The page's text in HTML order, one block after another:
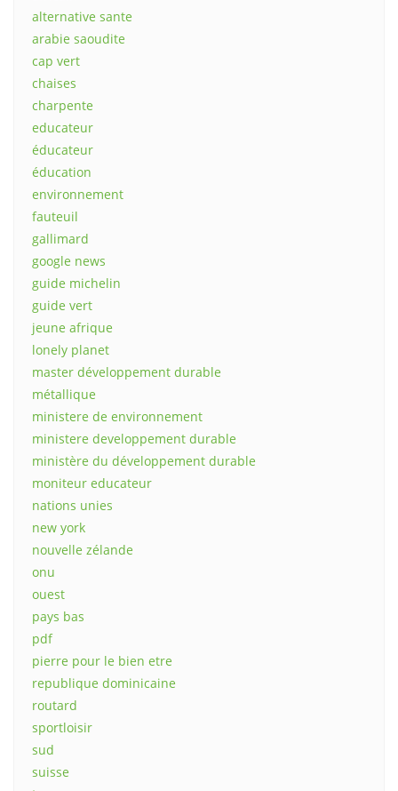
alternative sante
arabie saoudite
cap vert
chaises
charpente
educateur
éducateur
éducation
environnement
fauteuil
gallimard
google news
guide michelin
guide vert
jeune afrique
lonely planet
master développement durable
métallique
ministere de environnement
ministere developpement durable
ministère du développement durable
moniteur educateur
nations unies
new york
nouvelle zélande
onu
ouest
pays bas
pdf
pierre pour le bien etre
republique dominicaine
routard
sportloisir
sud
suisse